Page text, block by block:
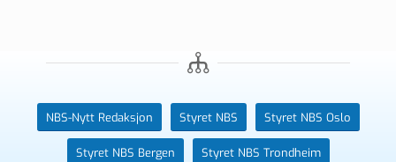
NBS-Nytt Redaksjon Styret NBS Styret NBS Oslo
Styret NBS Bergen Styret NBS Trondheim